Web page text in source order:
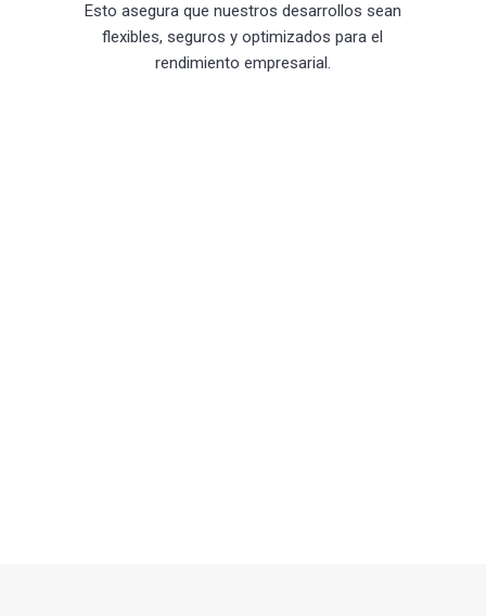
Esto asegura que nuestros desarrollos sean
flexibles, seguros y optimizados para el
rendimiento empresarial.